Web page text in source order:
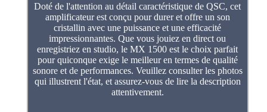
Doté de l'attention au détail caractéristique de QSC, cet
amplificateur est conçu pour durer et offre un son
cristallin avec une puissance et une efficacité
impressionnantes. Que vous jouiez en direct ou
enregistriez en studio, le MX 1500 est le choix parfait
pour quiconque exige le meilleur en termes de qualité
sonore et de performances. Veuillez consulter les photos
qui illustrent l'état, et assurez-vous de lire la description
attentivement.